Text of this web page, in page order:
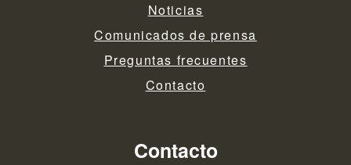
Noticias
Comunicados de prensa
Preguntas frecuentes
Contacto
Contacto